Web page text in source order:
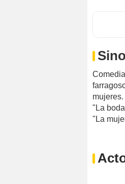
"La
"La